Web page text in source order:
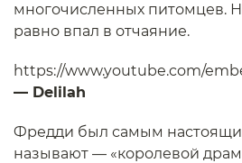
многочисленных питомцев.
равно впал в отчаяние.
https://www.youtube.com/
— Delilah
Фредди был самым
называют — «королевой